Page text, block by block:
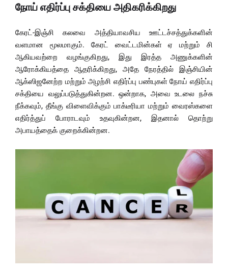
நோய் எதிர்ப்பு சக்தியை அதிகரிக்கிறது
கேரட்-இஞ்சி கலவை அத்தியாவசிய ஊட்டச்சத்துக்களின்
வளமான மூலமாகும். கேரட் வைட்டமின்கள் ஏ மற்றும் சி
ஆகியவற்றை வழங்குகிறது, இது இரத்த அணுக்களின்
ஆரோக்கியத்தை ஆதரிக்கிறது, அதே நேரத்தில் இஞ்சியின்
ஆக்ஸிஜனேற்ற மற்றும் அழற்சி எதிர்ப்பு பண்புகள் நோய் எதிர்ப்பு
சக்தியை வலுப்படுத்துகின்றன. ஒன்றாக, அவை உடலை நச்சு
நீக்கவும், தீங்கு விளைவிக்கும் பாக்டீரியா மற்றும் வைரஸ்களை
எதிர்த்துப் போராடவும் உதவுகின்றன, இதனால் தொற்று
அபாயத்தைக் குறைக்கின்றன.